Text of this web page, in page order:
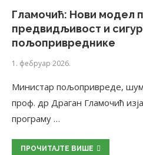
Гламочић: Нови модел
предвидљивост и
пољопривреднике
1. фебруар 2026.
Министар пољопривреде,
проф. др Драган Гламочић
програму …
ПРОЧИТАЈТЕ ВИШЕ